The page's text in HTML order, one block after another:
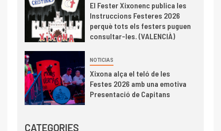
El Fester Xixonenc publica les
Instruccions Festeres 2026
perquè tots els festers puguen
consultar-les. (VALENCIÀ)
NOTICIAS
Xixona alça el teló de les
Festes 2026 amb una emotiva
Presentació de Capitans
CATEGORIES